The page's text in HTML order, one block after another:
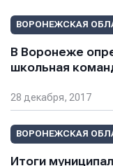
ВОРОНЕЖСКАЯ
В Воронеже
школьная
28 декабря, 2017
ВОРОНЕЖСКАЯ
Итоги
E-mail
Телефон
E-mail
Телефон
Имя
Телефон